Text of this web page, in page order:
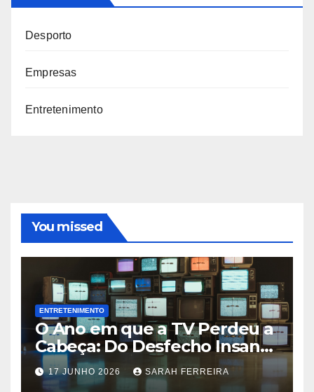
Desporto
Empresas
Entretenimento
You missed
ENTRETENIMENTO
O Ano em que a TV Perdeu a
Cabeça: Do Desfecho Insano
de ‘Wandinha’ aos Melhores
Shows de 2026
17 JUNHO 2026 SARAH FERREIRA